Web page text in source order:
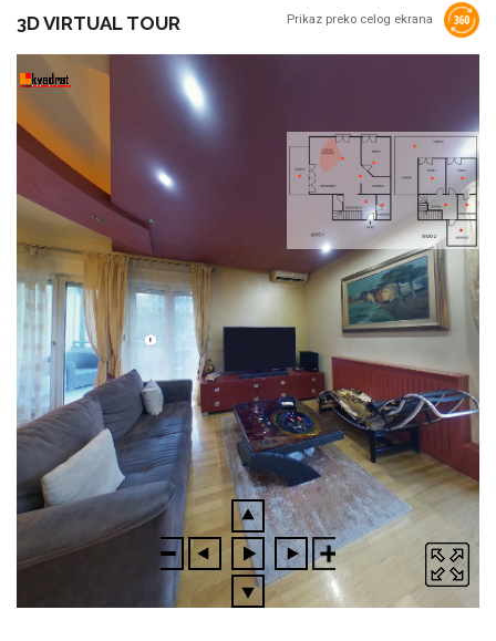
Prikaz preko celog ekrana
3D VIRTUAL TOUR